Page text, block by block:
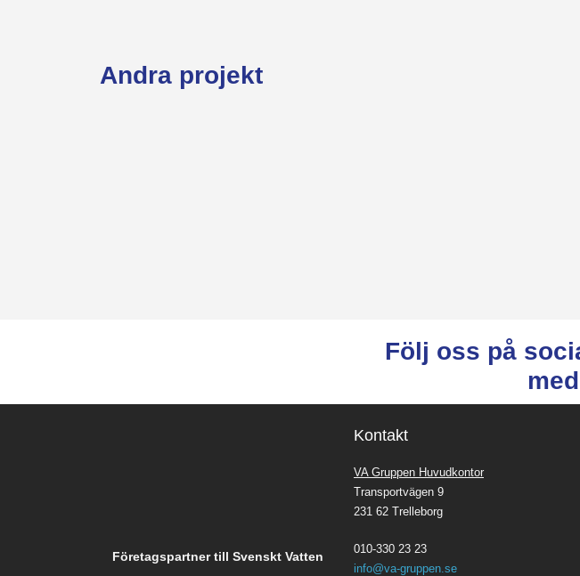
Andra projekt
Följ oss på
Företagspartner till Svenskt Vatten
Kontakt
VA Gruppen Huvudkontor
Transportvägen 9
231 62 Trelleborg
010-330 23 23
info@va-gruppen.se